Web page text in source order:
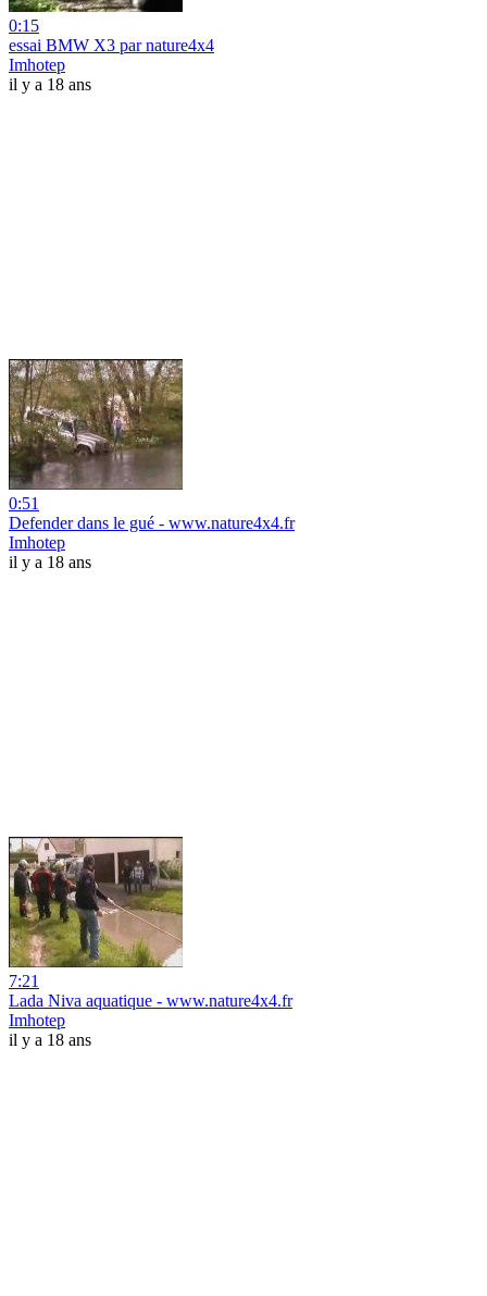
0:15
essai BMW X3 par nature4x4
Imhotep
il y a 18 ans
0:51
Defender dans le gué - www.nature4x4.fr
Imhotep
il y a 18 ans
7:21
Lada Niva aquatique - www.nature4x4.fr
Imhotep
il y a 18 ans